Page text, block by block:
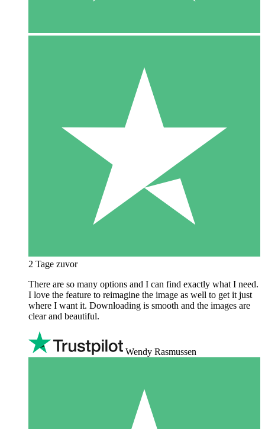
2 Tage zuvor
There are so many options and I can find exactly what I need.
I love the feature to reimagine the image as well to get it just
where I want it. Downloading is smooth and the images are
clear and beautiful.
Wendy Rasmussen